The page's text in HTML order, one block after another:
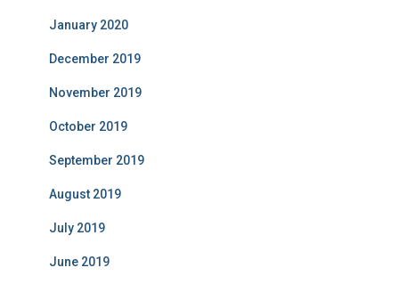
January 2020
December 2019
November 2019
October 2019
September 2019
August 2019
July 2019
June 2019